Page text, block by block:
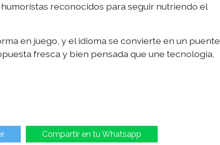
reconocidos para seguir nutriendo el
en juego, y el idioma se convierte en un puente
fresca y bien pensada que une tecnología,
Compartir en tu Whatsapp